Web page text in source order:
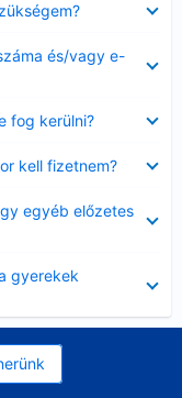
és/vagy e-
fog kerülni?
kell fizetnem?
egyéb előzetes
gyerekek